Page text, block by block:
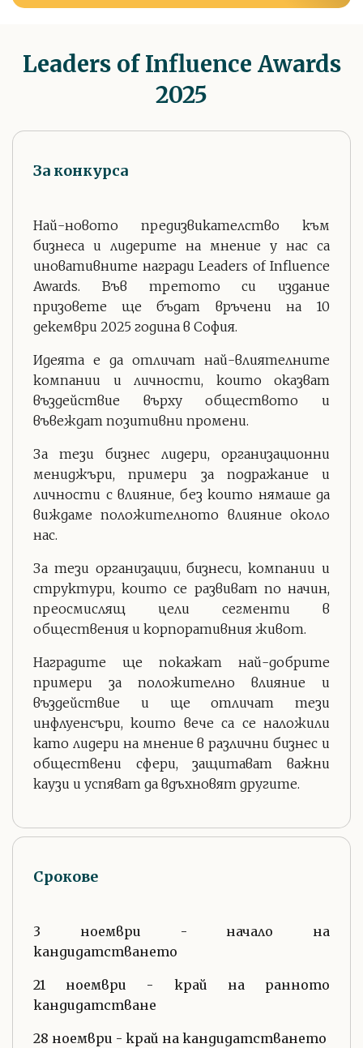
Leaders of Influence Awards
2025
За конкурса
Най-новото предизвикателство към
бизнеса и лидерите на мнение у нас са
иновативните награди Leaders of Influence
Awards. Във третото си издание
призовете ще бъдат връчени на 10
декември 2025 година в София.
Идеята е да отличат най-влиятелните
компании и личности, които оказват
въздействие върху обществото и
въвеждат позитивни промени.
За тези бизнес лидери, организационни
мениджъри, примери за подражание и
личности с влияние, без които нямаше да
виждаме положителното влияние около
нас.
За тези организации, бизнеси, компании и
структури, които се развиват по начин,
преосмислящ цели сегменти в
обществения и корпоративния живот.
Наградите ще покажат най-добрите
примери за положително влияние и
въздействие и ще отличат тези
инфлуенсъри, които вече са се наложили
като лидери на мнение в различни бизнес и
обществени сфери, защитават важни
каузи и успяват да вдъхновят другите.
Срокове
3 ноември - начало на
кандидатстването
21 ноември - край на ранното
кандидатстване
28 ноември - край на кандидатстването